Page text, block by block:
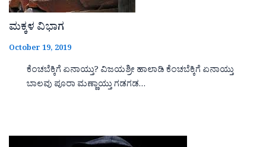
ಮಕ್ಕಳ ವಿಭಾಗ
October 19, 2019
ಕೆಂಚಬೆಕ್ಕಿಗೆ ಏನಾಯ್ತು? ವಿಜಯಶ್ರೀ ಹಾಲಾಡಿ ಕೆಂಚಬೆಕ್ಕಿಗೆ ಏನಾಯ್ತು
ಬಾಲವು ಪೂರಾ ಮಣ್ಣಾಯ್ತು ಗಡಗಡ…